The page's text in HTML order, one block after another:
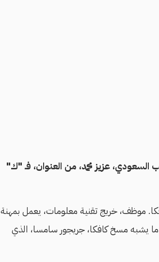
السعودي، عزيز محمد، من العنوان، فـ "ك"
موظف، خريج تقنية معلومات، يعمل بمهنة
ما يشبه مسخ كافكا، جريجور سامسا، الذي